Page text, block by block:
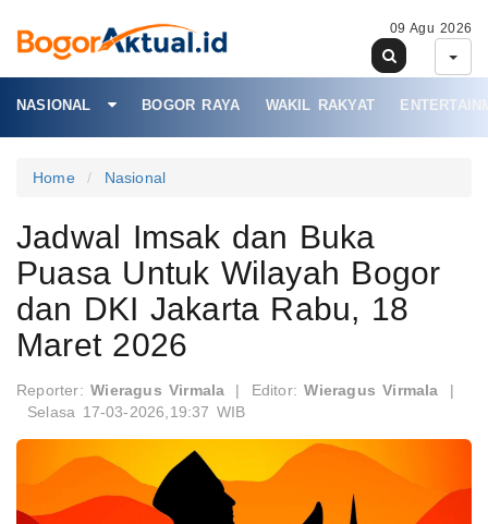
09 Agu 2026
NASIONAL BOGOR RAYA WAKIL RAKYAT
Home Nasional
Jadwal Imsak dan Buka
Puasa Untuk Wilayah Bogor
dan DKI Jakarta Rabu, 18
Maret 2026
Reporter:Wieragus Virmala | Editor:Wieragus Virmala
|
Selasa 17-03-2026,19:37 WIB